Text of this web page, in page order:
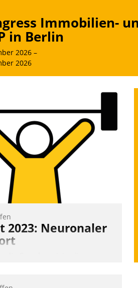
Immobilien-
in Berlin
2026 –
2026
2023: Neuronaler